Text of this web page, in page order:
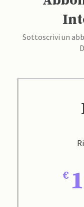
Sottoscrivi un